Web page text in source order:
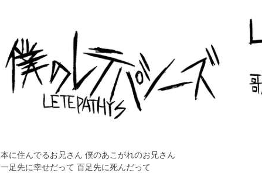
本に住んでるお兄さん 僕のあこがれのお兄さん
一足先に幸せだって 百足先に死んだって